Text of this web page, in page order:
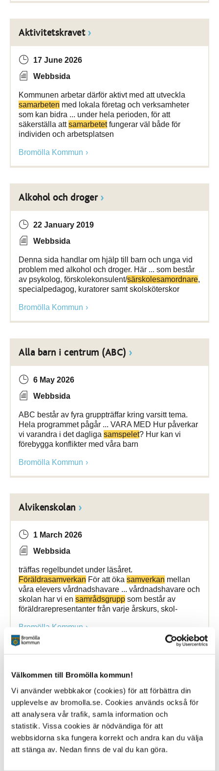
Välkommen till Bromölla kommun!
Vi använder webbkakor (cookies) för att förbättra din
upplevelse av bromolla.se. Cookies används också för
att analysera vår trafik, samla information och
statistik. Vissa cookies är nödvändiga för att
webbsidorna ska fungera korrekt och andra kan du välja
att stänga av. Nedan finns de val du kan göra.
Aktivitetskravet
17 June 2026
Webbsida
Kommunen arbetar därför aktivt med att utveckla
samarbeten med lokala företag och verksamheter
som kan bidra ... under hela perioden, för att
säkerställa attsamarbetetfungerar väl både för
individen och arbetsplatsen
Bromölla Kommun
Alkohol och droger
22 January 2019
Webbsida
Denna sida handlar om hjälp till barn och unga vid
problem med alkohol och droger. Här ... som består
av psykolog, förskolekonsulent/särskolesamordnare,
specialpedagog, kuratorer samt skolsköterskor
Bromölla Kommun
Alla barn i centrum (ABC)
6 May 2026
Webbsida
ABC består av fyra gruppträffar kring varsitt tema.
Hela programmet pågår ... VARA MED Hur påverkar
vi varandra i det dagliga samspelet? Hur kan vi
förebygga konflikter med våra barn
Bromölla Kommun
Alvikenskolan
1 March 2026
Webbsida
träffas regelbundet under läsåret.
Föräldrasamverkan För att öka samverkan mellan
våra elevers vårdnadshavare ... vårdnadshavare och
skolan har vi en samrådsgrupp som består av
föräldrarepresentanter från varje årskurs, skol-
Bromölla Kommun
ANDTS
8 October 2025
Webbsida
ANDTS är en förkortning för alkohol, narkotika,
doping, tobak och spel om pengar. ... Ida Karlsson
kerstin.persson@bromolla.seFolkhälsosamordnare